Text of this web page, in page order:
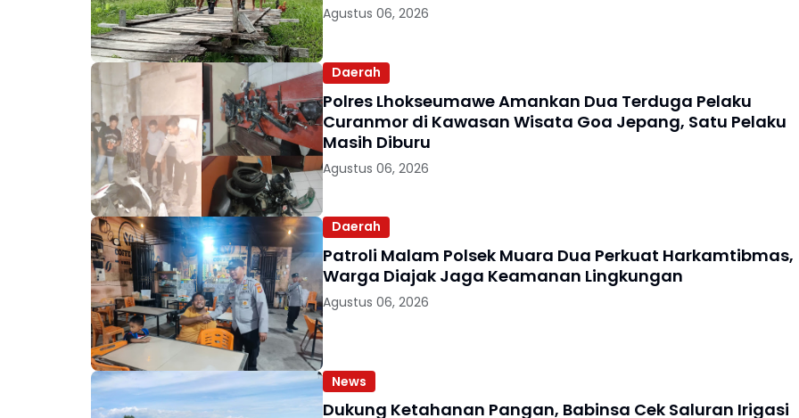
Agustus 06, 2026
Daerah
Polres Lhokseumawe Amankan Dua Terduga Pelaku
Curanmor di Kawasan Wisata Goa Jepang, Satu Pelaku
Masih Diburu
Agustus 06, 2026
Daerah
Patroli Malam Polsek Muara Dua Perkuat Harkamtibmas,
Warga Diajak Jaga Keamanan Lingkungan
Agustus 06, 2026
News
Dukung Ketahanan Pangan, Babinsa Cek Saluran Irigasi